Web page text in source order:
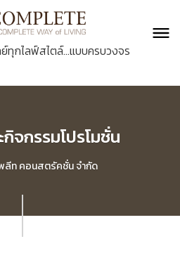
ทุกไลฟ์สไตล์...แบบครบวงจร
จกรรมโปรโมชั่น
ลีท คอนสตรัคชั่น จำกัด